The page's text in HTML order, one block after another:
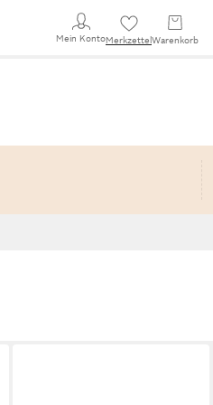
Mein KontoMerkzettel Warenkorb